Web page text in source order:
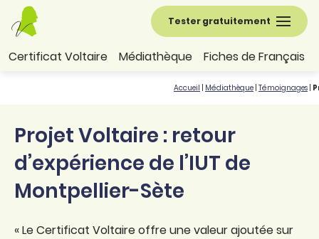
Tester gratuitement
Certificat Voltaire Médiathèque Fiches de Français
Accueil Médiathèque Témoignages
Projet Voltaire : retour
d’expérience de l’IUT de
Montpellier-Sète
« Le Certificat Voltaire offre une valeur ajoutée sur